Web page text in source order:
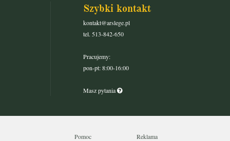
Szybki kontakt
kontakt@arslege.pl
tel. 513-842-650
Pracujemy:
pon-pt: 8:00-16:00
Masz pytania
Pomoc Reklama